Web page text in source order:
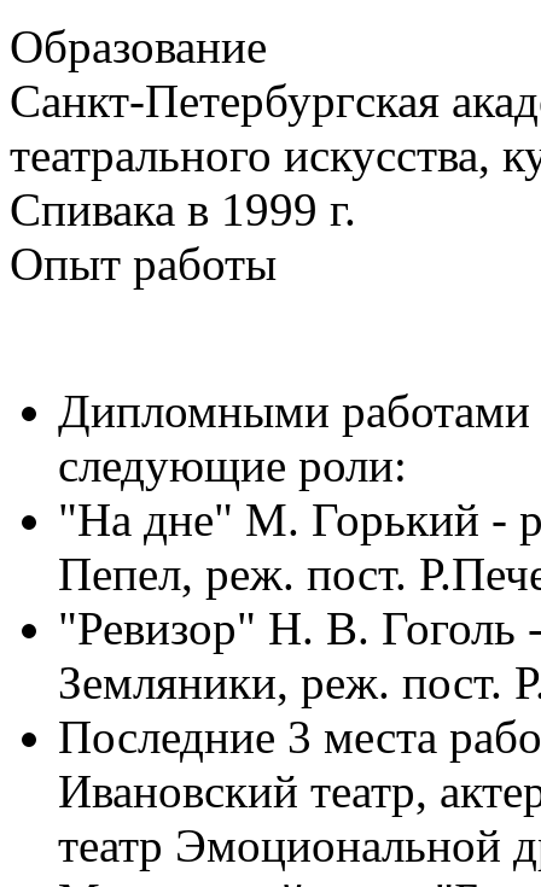
Образование
Санкт-Петербургская
театрального искусства,
Спивака в 1999 г.
Опыт работы
Дипломными работами
следующие роли:
"На дне" М. Горький -
Пепел, реж. пост.
"Ревизор" Н. В. Гоголь
Земляники, реж. пост.
Последние 3 места
Ивановский театр,
театр Эмоциональной